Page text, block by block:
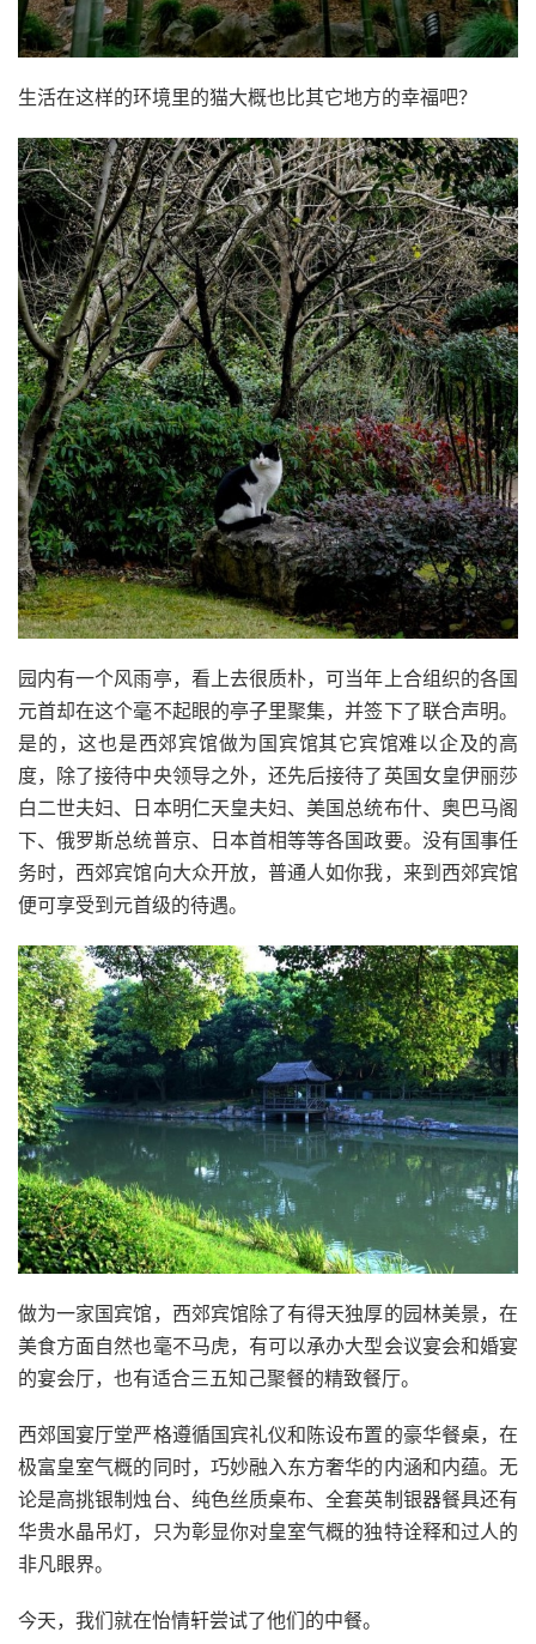
生活在这样的环境里的猫大概也比其它地方的幸福吧？
园内有一个风雨亭，看上去很质朴，可当年上合组织的各国
元首却在这个毫不起眼的亭子里聚集，并签下了联合声明。
是的，这也是西郊宾馆做为国宾馆其它宾馆难以企及的高
度，除了接待中央领导之外，还先后接待了英国女皇伊丽莎
白二世夫妇、日本明仁天皇夫妇、美国总统布什、奥巴马阁
下、俄罗斯总统普京、日本首相等等各国政要。没有国事任
务时，西郊宾馆向大众开放，普通人如你我，来到西郊宾馆
便可享受到元首级的待遇。
做为一家国宾馆，西郊宾馆除了有得天独厚的园林美景，在
美食方面自然也毫不马虎，有可以承办大型会议宴会和婚宴
的宴会厅，也有适合三五知己聚餐的精致餐厅。
西郊国宴厅堂严格遵循国宾礼仪和陈设布置的豪华餐桌，在
极富皇室气概的同时，巧妙融入东方奢华的内涵和内蕴。无
论是高挑银制烛台、纯色丝质桌布、全套英制银器餐具还有
华贵水晶吊灯，只为彰显你对皇室气概的独特诠释和过人的
非凡眼界。
今天，我们就在怡情轩尝试了他们的中餐。